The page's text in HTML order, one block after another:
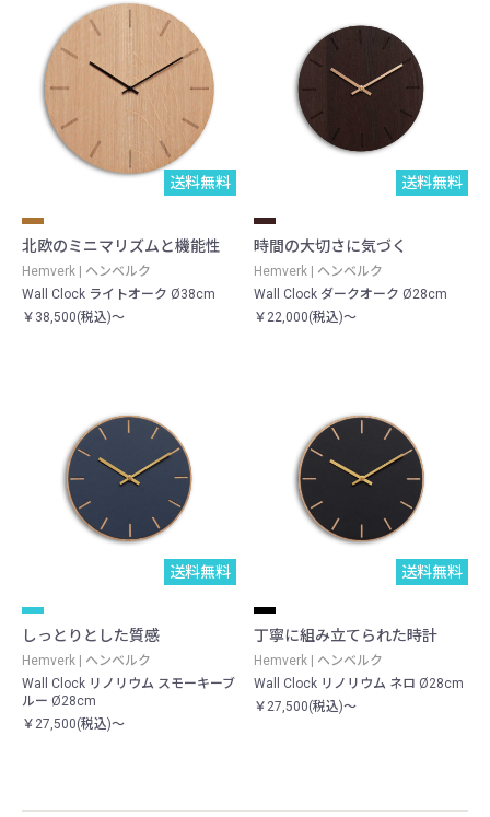
送料無料
北欧のミニマリズムと機能性
Hemverk | ヘンベルク
Wall Clock ライトオーク Ø38cm
￥38,500(税込)～
送料無料
時間の大切さに気づく
Hemverk | ヘンベルク
Wall Clock ダークオーク Ø28cm
￥22,000(税込)～
送料無料
しっとりとした質感
Hemverk | ヘンベルク
Wall Clock リノリウム スモーキーブ
ルー Ø28cm
￥27,500(税込)～
送料無料
丁寧に組み立てられた時計
Hemverk | ヘンベルク
Wall Clock リノリウム ネロ Ø28cm
￥27,500(税込)～